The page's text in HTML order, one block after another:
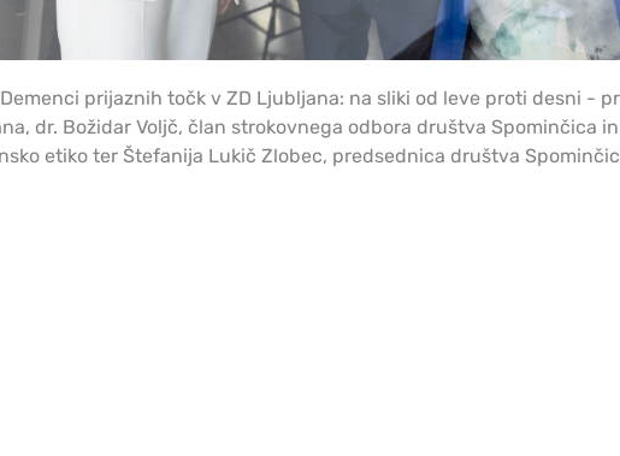
prijaznih točk v ZD Ljubljana: na sliki od leve proti desni -
dr. Božidar Voljč, član strokovnega odbora društva Spominčica
etiko ter Štefanija Lukič Zlobec, predsednica društva